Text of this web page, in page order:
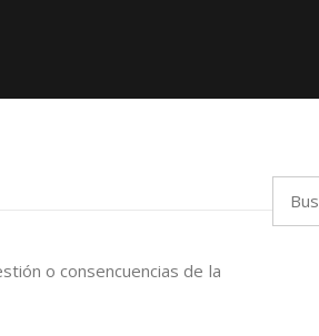
o consencuencias de la